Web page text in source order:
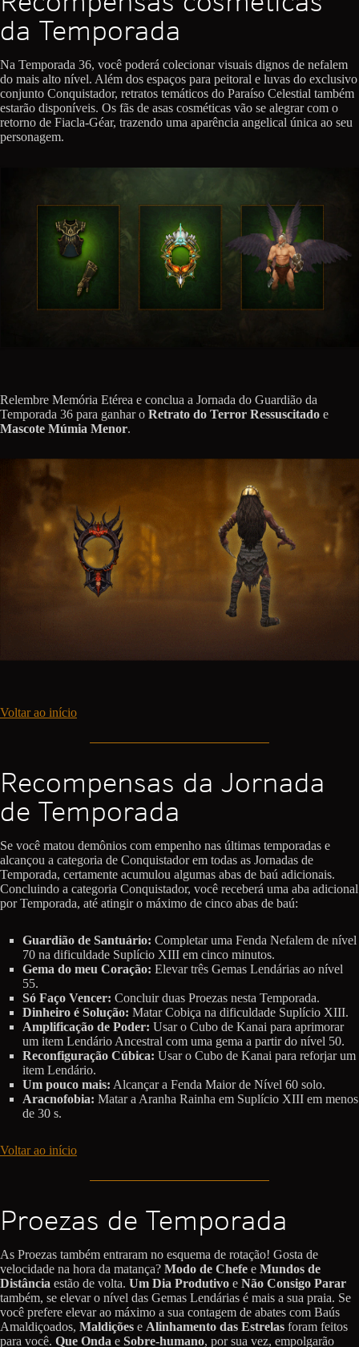
da Temporada
Na Temporada 36, você poderá colecionar visuais dignos de nefalem
do mais alto nível. Além dos espaços para peitoral e luvas do exclusivo
conjunto Conquistador, retratos temáticos do Paraíso Celestial também
estarão disponíveis. Os fãs de asas cosméticas vão se alegrar com o
retorno de Fiacla-Géar, trazendo uma aparência angelical única ao seu
personagem.
Relembre Memória Etérea e conclua a Jornada do Guardião da
Temporada 36 para ganhar o Retrato do Terror Ressuscitado e
Mascote Múmia Menor.
Voltar ao início
Recompensas da Jornada
de Temporada
Se você matou demônios com empenho nas últimas temporadas e
alcançou a categoria de Conquistador em todas as Jornadas de
Temporada, certamente acumulou algumas abas de baú adicionais.
Concluindo a categoria Conquistador, você receberá uma aba adicional
por Temporada, até atingir o máximo de cinco abas de baú:
Guardião de Santuário: Completar uma Fenda Nefalem de nível
70 na dificuldade Suplício XIII em cinco minutos.
Gema do meu Coração: Elevar três Gemas Lendárias ao nível
55.
Só Faço Vencer: Concluir duas Proezas nesta Temporada.
Dinheiro é Solução: Matar Cobiça na dificuldade Suplício XIII.
Amplificação de Poder: Usar o Cubo de Kanai para aprimorar
um item Lendário Ancestral com uma gema a partir do nível 50.
Reconfiguração Cúbica: Usar o Cubo de Kanai para reforjar um
item Lendário.
Um pouco mais: Alcançar a Fenda Maior de Nível 60 solo.
Aracnofobia: Matar a Aranha Rainha em Suplício XIII em menos
de 30 s.
Voltar ao início
Proezas de Temporada
As Proezas também entraram no esquema de rotação! Gosta de
velocidade na hora da matança? Modo de Chefe e Mundos de
Distância estão de volta. Um Dia Produtivo e Não Consigo Parar
também, se elevar o nível das Gemas Lendárias é mais a sua praia. Se
você prefere elevar ao máximo a sua contagem de abates com Baús
Amaldiçoados, Maldições e Alinhamento das Estrelas foram feitos
para você. Que Onda e Sobre-humano, por sua vez, empolgarão